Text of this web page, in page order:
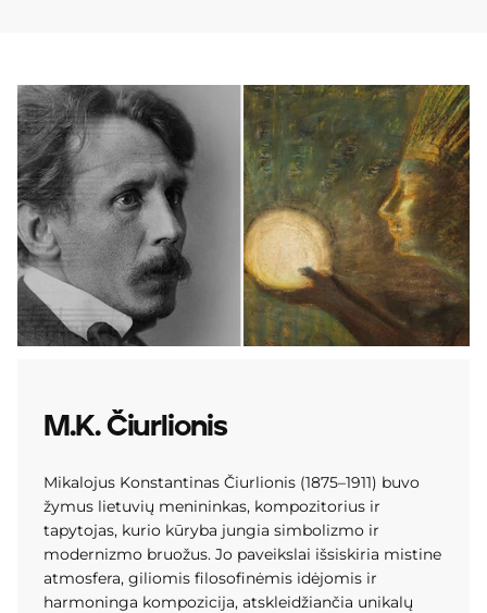
M.K. Čiurlionis
Mikalojus Konstantinas Čiurlionis (1875–1911) buvo
žymus lietuvių menininkas, kompozitorius ir
tapytojas, kurio kūryba jungia simbolizmo ir
modernizmo bruožus. Jo paveikslai išsiskiria mistine
atmosfera, giliomis filosofinėmis idėjomis ir
harmoninga kompozicija, atskleidžiančia unikalų